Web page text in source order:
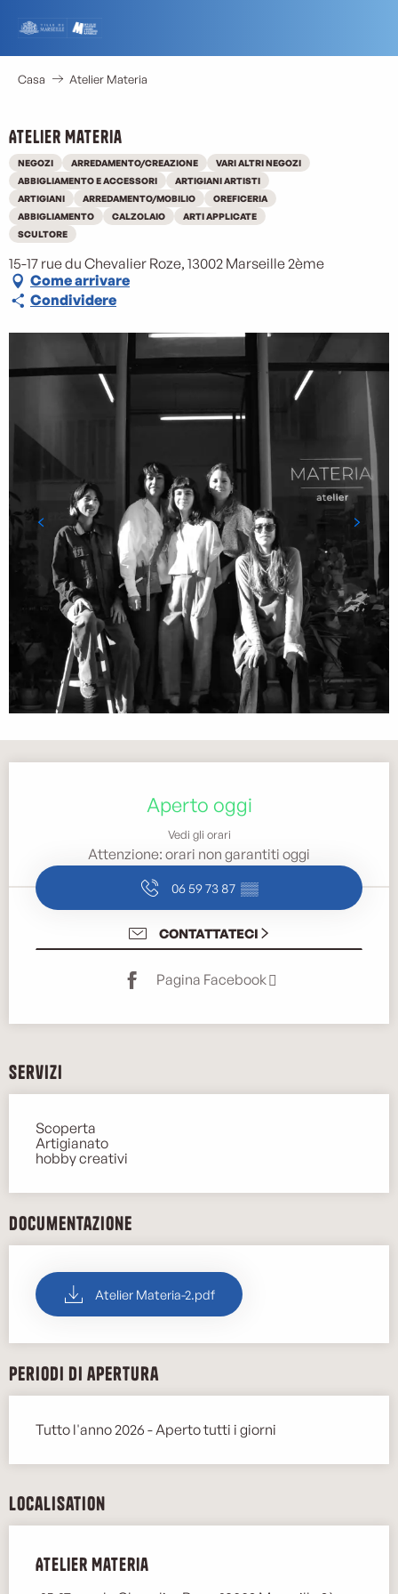
contenu
principal
Casa Atelier Materia
Atelier Materia
NEGOZI ARREDAMENTO/CREAZIONE
VARI ALTRI NEGOZI
ABBIGLIAMENTO E ACCESSORI
ARTIGIANI ARTISTI
ARTIGIANI
ARREDAMENTO/MOBILIO
OREFICERIA
ABBIGLIAMENTO
CALZOLAIO
ARTI APPLICATE
SCULTORE
15-17 rue du Chevalier Roze, 13002 Marseille 2ème
Come arrivare
Condividere
Aperto oggi
Vedi gli orari
Attenzione: orari non garantiti oggi
06 59 73 87 ▒▒
CONTATTATECI
Pagina Facebook
Servizi
Scoperta
Artigianato
hobby creativi
Documentazione
Atelier Materia-2.pdf
Periodi di apertura
Tutto l'anno 2026 - Aperto tutti i giorni
Localisation
Atelier Materia